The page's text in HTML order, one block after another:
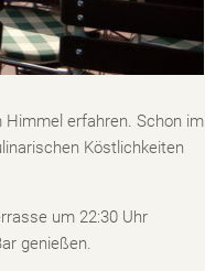
erfahren. Schon im
Köstlichkeiten
um 22:30 Uhr
genießen.